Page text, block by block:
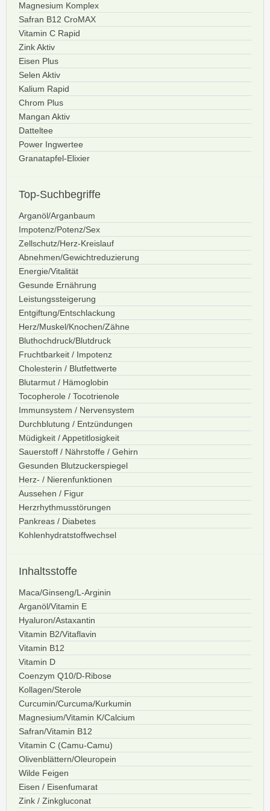
Magnesium Komplex
Safran B12 CroMAX
Vitamin C Rapid
Zink Aktiv
Eisen Plus
Selen Aktiv
Kalium Rapid
Chrom Plus
Mangan Aktiv
Datteltee
Power Ingwertee
Granatapfel-Elixier
Top-Suchbegriffe
Arganöl/Arganbaum
Impotenz/Potenz/Sex
Zellschutz/Herz-Kreislauf
Abnehmen/Gewichtreduzierung
Energie/Vitalität
Gesunde Ernährung
Leistungssteigerung
Entgiftung/Entschlackung
Herz/Muskel/Knochen/Zähne
Bluthochdruck/Blutdruck
Fruchtbarkeit / Impotenz
Cholesterin / Blutfettwerte
Blutarmut / Hämoglobin
Tocopherole / Tocotrienole
Immunsystem / Nervensystem
Durchblutung / Entzündungen
Müdigkeit / Appetitlosigkeit
Sauerstoff / Nährstoffe / Gehirn
Gesunden Blutzuckerspiegel
Herz- / Nierenfunktionen
Aussehen / Figur
Herzrhythmusstörungen
Pankreas / Diabetes
Kohlenhydratstoffwechsel
Inhaltsstoffe
Maca/Ginseng/L-Arginin
Arganöl/Vitamin E
Hyaluron/Astaxantin
Vitamin B2/Vitaflavin
Vitamin B12
Vitamin D
Coenzym Q10/D-Ribose
Kollagen/Sterole
Curcumin/Curcuma/Kurkumin
Magnesium/Vitamin K/Calcium
Safran/Vitamin B12
Vitamin C (Camu-Camu)
Olivenblättern/Oleuropein
Wilde Feigen
Eisen / Eisenfumarat
Zink / Zinkgluconat